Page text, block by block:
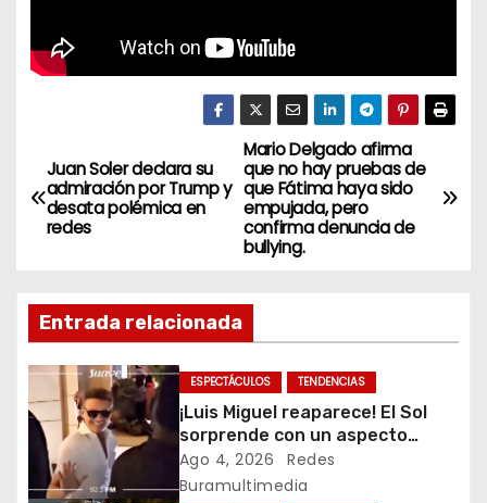
N
a
e
g
c
i
Mario Delgado afirma
que no hay pruebas de
que Fátima haya sido
empujada, pero
confirma denuncia de
bullying.
Juan Soler declara su
admiración por Trump y
desata polémica en
redes
Entrada relacionada
ESPECTÁCULOS TENDENCIAS
¡Luis Miguel reaparece! El Sol
sorprende con un aspecto
renovado tras rumores sobre
su salud
Ago 4, 2026
Redes
Buramultimedia